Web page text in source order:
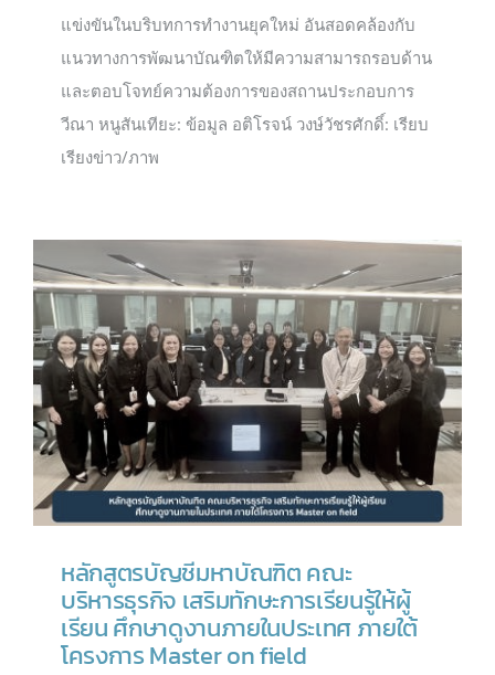
แข่งขันในบริบทการทำงานยุคใหม่ อันสอดคล้องกับ
แนวทางการพัฒนาบัณฑิตให้มีความสามารถรอบด้าน
และตอบโจทย์ความต้องการของสถานประกอบการ
วีณา หนูสันเทียะ: ข้อมูล อติโรจน์ วงษ์วัชรศักดิ์: เรียบ
เรียงข่าว/ภาพ
หลักสูตรบัญชีมหาบัณฑิต คณะ
บริหารธุรกิจ เสริมทักษะการเรียนรู้ให้ผู้
เรียน ศึกษาดูงานภายในประเทศ ภายใต้
โครงการ Master on field